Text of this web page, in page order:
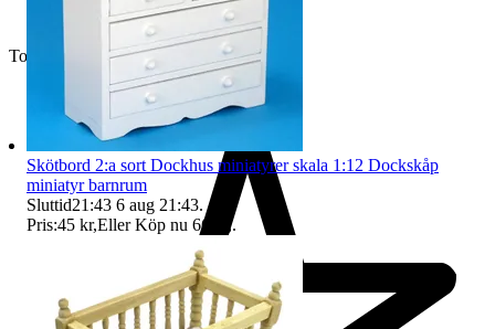
Toppsäljare
Skötbord 2:a sort Dockhus miniatyrer skala 1:12 Dockskåp
miniatyr barnrum
Sluttid21:43 6 aug 21:43.
Pris:45 kr,Eller Köp nu 66 kr ,.